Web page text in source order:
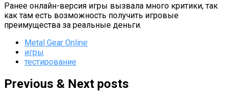
Ранее онлайн-версия игры вызвала много критики, так
как там есть возможность получить игровые
преимущества за реальные деньги.
Metal Gear Online
игры
тестирование
Previous & Next posts